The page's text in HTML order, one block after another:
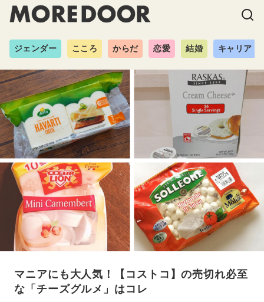
ジェンダー こころ からだ 恋愛 結婚 キャリア
マニアにも大人気！【コストコ】の売切れ必至
な「チーズグルメ」はコレ